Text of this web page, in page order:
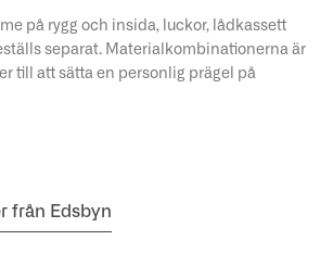
på rygg och insida, luckor, lådkassett
separat. Materialkombinationerna är
till att sätta en personlig prägel på
från Edsbyn